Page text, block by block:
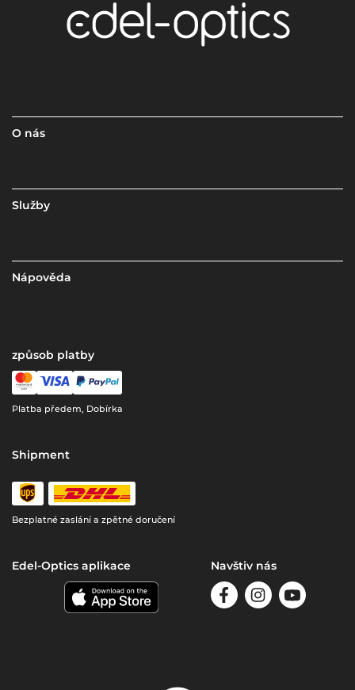
O nás
Služby
Nápověda
způsob platby
Platba předem, Dobírka
Shipment
Bezplatné zaslání a zpětné doručení
Edel-Optics aplikace Navštiv nás